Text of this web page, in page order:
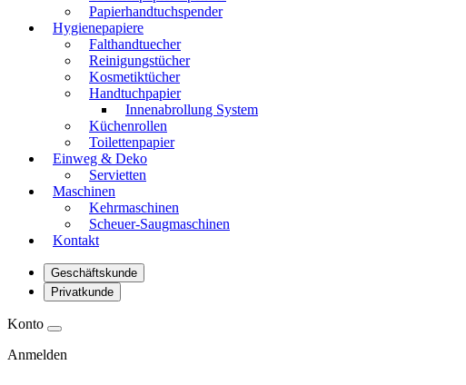
Papierhandtuchspender
Hygienepapiere
Falthandtuecher
Reinigungstücher
Kosmetiktücher
Handtuchpapier
Innenabrollung System
Küchenrollen
Toilettenpapier
Einweg & Deko
Servietten
Maschinen
Kehrmaschinen
Scheuer-Saugmaschinen
Kontakt
Geschäftskunde
Privatkunde
Konto
Anmelden